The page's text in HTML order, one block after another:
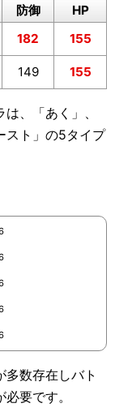
防御
HP
182 155
149 155
、「あく」、
スト」の5タイプ
数存在しバト
要です。